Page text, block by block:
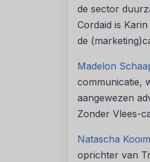
de sector
Cordaid is
de
Madelon
communicatie,
aangewezen
Zonder Vlees-
Natascha
oprichter van